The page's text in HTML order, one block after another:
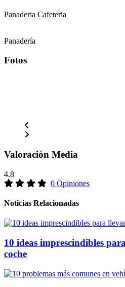
Panaderia Cafeteria
Panadería
Fotos
Valoración Media
4.8
0 Opiniones
Noticias Relacionadas
10 ideas imprescindibles
coche